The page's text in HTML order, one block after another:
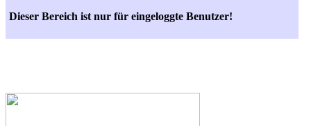
Dieser Bereich ist nur für eingeloggte Benutzer!